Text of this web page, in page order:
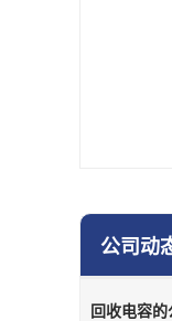
公司动
回收电容的